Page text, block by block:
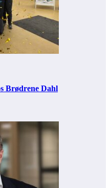
Brødrene Dahl